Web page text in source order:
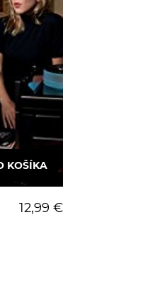
12,99 €